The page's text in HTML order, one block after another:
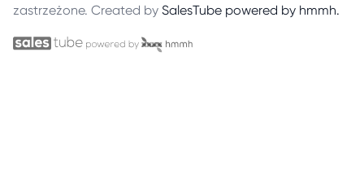
zastrzeżone. Created by SalesTube powered by hmmh.